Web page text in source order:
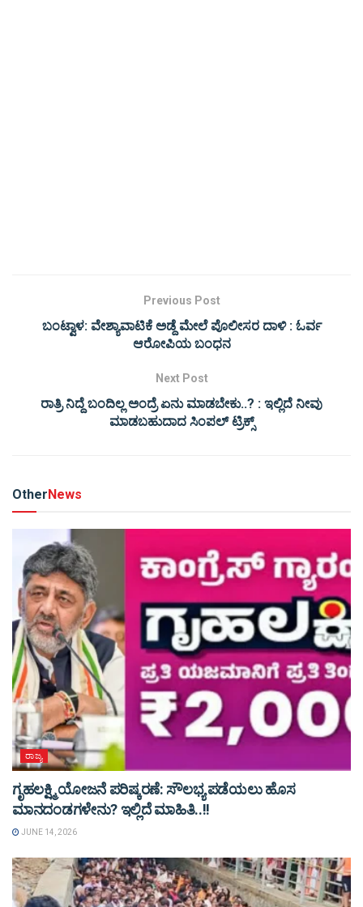
Previous Post
ಬಂಟ್ವಾಳ: ವೇಶ್ಯಾವಾಟಿಕೆ ಅಡ್ದೆ ಮೇಲೆ ಪೊಲೀಸರ ದಾಳಿ : ಓರ್ವ
ಆರೋಪಿಯ ಬಂಧನ
Next Post
ರಾತ್ರಿ ನಿದ್ದೆ ಬಂದಿಲ್ಲ ಅಂದ್ರೆ ಏನು ಮಾಡಬೇಕು..? : ಇಲ್ಲಿದೆ ನೀವು
ಮಾಡಬಹುದಾದ ಸಿಂಪಲ್ ಟ್ರಿಕ್ಸ್
Other News
ರಾಜ್ಯ
ಗೃಹಲಕ್ಷ್ಮಿ ಯೋಜನೆ ಪರಿಷ್ಕರಣೆ: ಸೌಲಭ್ಯ ಪಡೆಯಲು ಹೊಸ
ಮಾನದಂಡಗಳೇನು? ಇಲ್ಲಿದೆ ಮಾಹಿತಿ..!!
JUNE 14, 2026